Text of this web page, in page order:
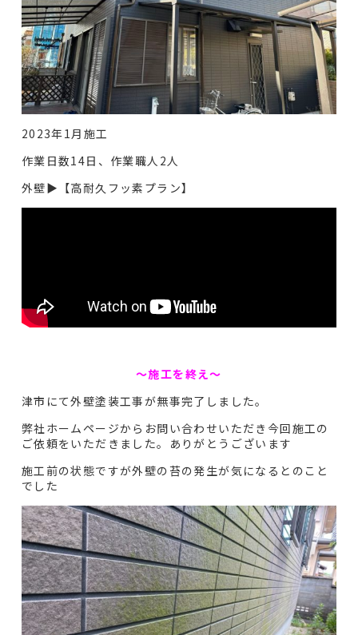
2023年1月施工
作業日数14日、作業職人2人
外壁▶︎【高耐久フッ素プラン】
〜施工を終え〜
津市にて外壁塗装工事が無事完了しました。
弊社ホームページからお問い合わせいただき今回施工の
ご依頼をいただきました。ありがとうございます
施工前の状態ですが外壁の苔の発生が気になるとのこと
でした